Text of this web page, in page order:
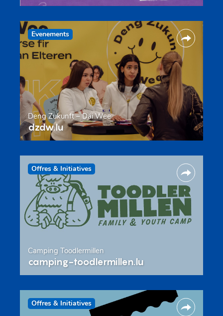
Evenements
Deng Zukunft – Däi Wee
dzdw.lu
Offres & Initiatives
Camping Toodlermillen
camping-toodlermillen.lu
Offres & Initiatives